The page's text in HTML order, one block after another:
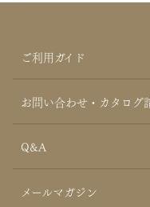
ご利用ガイド
お問い合わせ・カタログ
Q&A
メールマガジン